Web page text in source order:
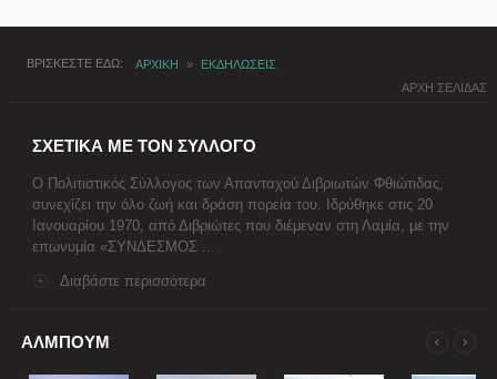
ΒΡΙΣΚΕΣΤΕ ΕΔΩ ΑΡΧΙΚΗ »
ΕΚΔΗΛΩΣΕΙΣ
ΑΡΧΗ ΣΕΛΙΔΑΣ
ΣΧΕΤΙΚΑ ΜΕ ΤΟΝ ΣΥΛΛΟΓΟ
Ο Πολιτιστικός Σύλλογος των Απανταχού Διβριωτών Φθιώτιδας,
συνεχίζει την όλο ζωή και δράση πορεία του. Ιδρύθηκε στις 20
Ιανουαρίου 1970, από Διβριώτες που διέμεναν στη Λαμία, με την
επωνυμία «ΣΥΝΔΕΣΜΟΣ ...
Διαβάστε περισσότερα
ΑΛΜΠΟΥΜ